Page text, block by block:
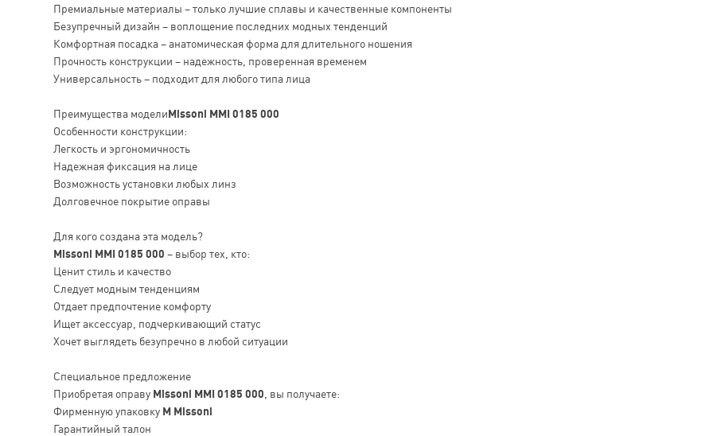
Премиальные материалы – только лучшие сплавы и качественные компоненты
Безупречный дизайн – воплощение последних модных тенденций
Комфортная посадка – анатомическая форма для длительного ношения
Прочность конструкции – надежность, проверенная временем
Универсальность – подходит для любого типа лица
Преимущества моделиMissoni MMI 0185 000
Особенности конструкции:
Легкость и эргономичность
Надежная фиксация на лице
Возможность установки любых линз
Долговечное покрытие оправы
Для кого создана эта модель?
Missoni MMI 0185 000 – выбор тех, кто:
Ценит стиль и качество
Следует модным тенденциям
Отдает предпочтение комфорту
Ищет аксессуар, подчеркивающий статус
Хочет выглядеть безупречно в любой ситуации
Специальное предложение
Приобретая оправу Missoni MMI 0185 000 , вы получаете:
Фирменную упаковку M Missoni
Гарантийный талон